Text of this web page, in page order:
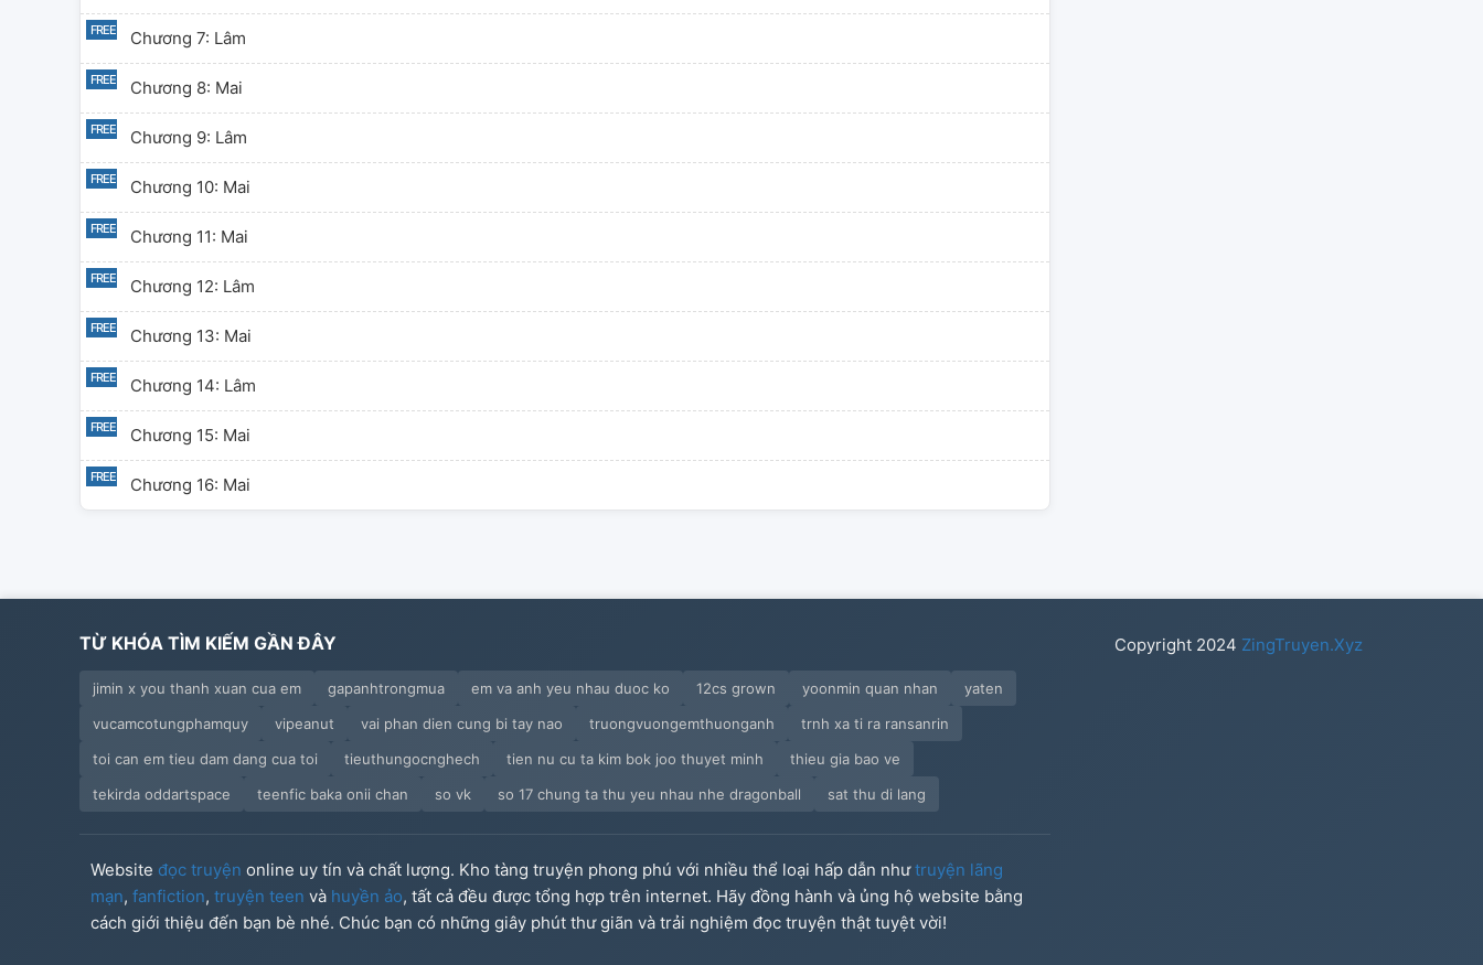
Chương 7: Lâm
Chương 8: Mai
Chương 9: Lâm
Chương 10: Mai
Chương 11: Mai
Chương 12: Lâm
Chương 13: Mai
Chương 14: Lâm
Chương 15: Mai
Chương 16: Mai
TỪ KHÓA TÌM KIẾM GẦN ĐÂY
jimin x you thanh xuan cua em gapanhtrongmua em va anh yeu nhau duoc ko 12cs grown yoonmin quan nhan
yaten
vucamcotungphamquy
vipeanut vai phan dien cung bi tay nao truongvuongemthuonganh
trnh xa ti ra ransanrin
toi can em tieu dam dang cua toi
tieuthungocnghech tien nu cu ta kim bok joo thuyet minh
thieu gia bao ve
tekirda oddartspace
teenfic baka onii chan so vk so 17 chung ta thu yeu nhau nhe dragonball sat thu di lang
Website đọc truyện online uy tín và chất lượng. Kho tàng truyện phong phú với nhiều thể loại hấp dẫn nhưtruyện lãng
mạn, fanfiction, truyện teen và huyền ảo, tất cả đều được tổng hợp trên internet. Hãy đồng hành và ủng hộ website bằng
cách giới thiệu đến bạn bè nhé. Chúc bạn có những giây phút thư giãn và trải nghiệm đọc truyện thật tuyệt vời!
Copyright 2024 ZingTruyen.Xyz